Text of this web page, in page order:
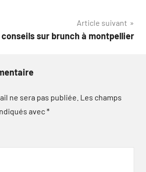
Article suivant
conseils sur brunch à montpellier
ne sera pas publiée. Les champs
avec*